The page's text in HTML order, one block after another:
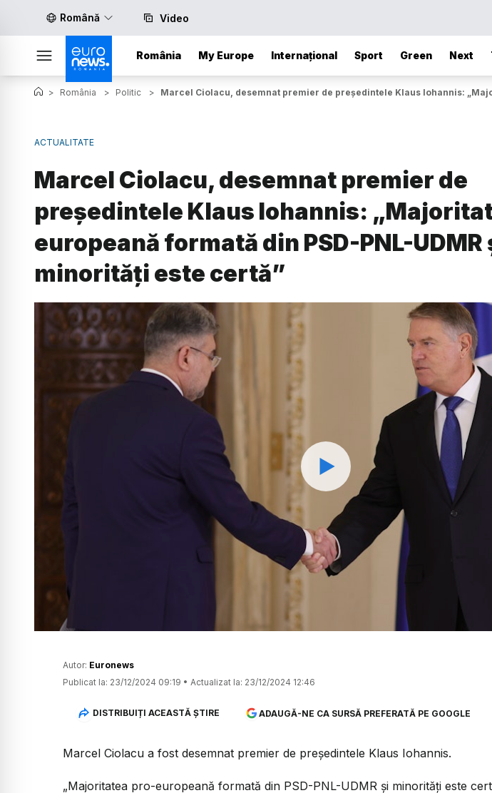
Română Video
România My Europe Internațional Sport Green Next
> România > Politic > Marcel Ciolacu, desemnat premier de președintele Klaus Iohannis:
ACTUALITATE
Marcel Ciolacu, desemnat premier de
președintele Klaus Iohannis:
europeană formată din PSD-PNL-UDMR
minorități este certă”
Watch
Autor: Euronews
Publicat la: 23/12/2024 09:19 • Actualizat la: 23/12/2024 12:46
DISTRIBUIȚI ACEASTĂ ȘTIRE ADAUGĂ-NE CA SURSĂ PREFERATĂ PE GOOGLE
Marcel Ciolacu a fost desemnat premier de președintele Klaus Iohannis.
„Majoritatea pro-europeană formată din PSD-PNL-UDMR și minorități este